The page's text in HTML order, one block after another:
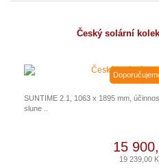
Český solární
SUNTIME 2.1, 1063 x 1895 mm,
slune ..
15
19 239,00